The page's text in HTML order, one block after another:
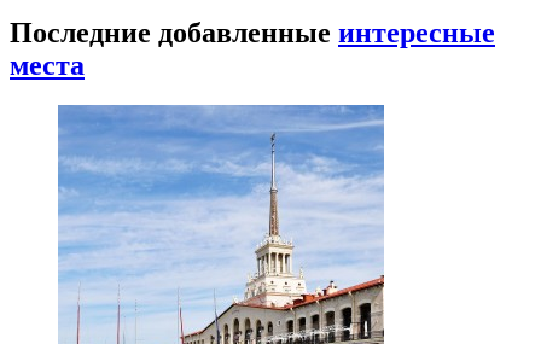
Последние добавленные интересные
места